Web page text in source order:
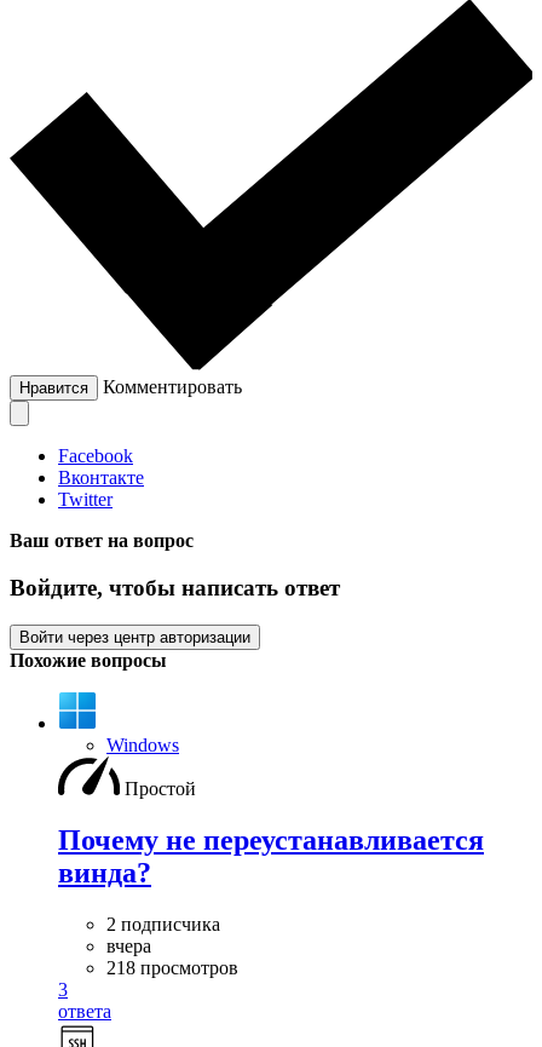
Нравится Комментировать
Facebook
Вконтакте
Twitter
Ваш ответ на вопрос
Войдите, чтобы написать ответ
Войти через центр авторизации
Похожие вопросы
Windows
Простой
Почему не переустанавливается
винда?
2 подписчика
вчера
218 просмотров
3
ответа